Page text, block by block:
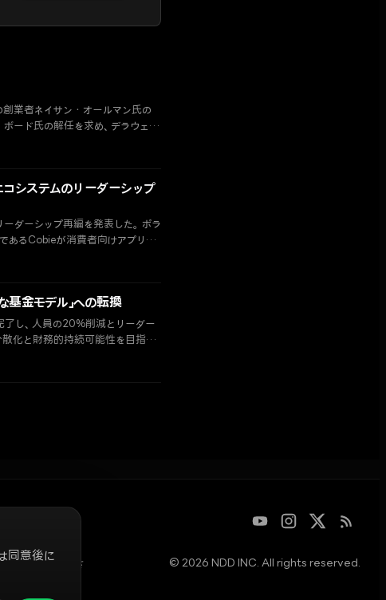
業者ネイサン・オールマン氏の
ード氏の解任を求め、デラウェア
システムのリーダーシップ
ダーシップ再編を発表した。ポラ
あるCobieが消費者向けアプリの
基金モデル」への転換
了し、人員の20%削減とリーダー
散化と財務的持続可能性を目指し
独立して運営さ
意見や解説は
© 2026 NDD INC. All rights reserved.
同意後に